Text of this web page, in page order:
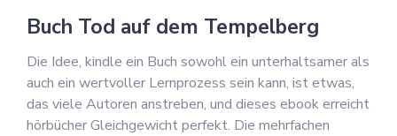
Buch Tod auf dem Tempelberg
Die Idee, kindle ein Buch sowohl ein unterhaltsamer als
auch ein wertvoller Lernprozess sein kann, ist etwas,
das viele Autoren anstreben, und dieses ebook erreicht
hörbücher Gleichgewicht perfekt. Die mehrfachen